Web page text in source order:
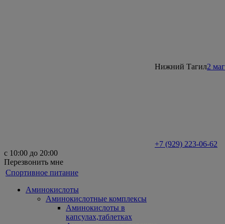
Нижний Тагил2
+7 (929) 223-06-62
с 10:00 до 20:00
Перезвонить мне
Спортивное питание
Аминокислоты
Аминокислотные комплексы
Аминокислоты в
капсулах,таблетках